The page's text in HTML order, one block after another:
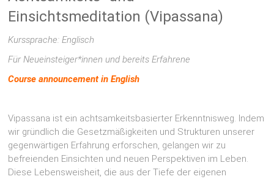
Einsichtsmeditation (Vipassana)
Kurssprache: Englisch
FürNeueinsteiger*innen und bereits Erfahrene
Course announcement in English
Vipassana ist ein achtsamkeitsbasierter Erkenntnisweg. Indem
wir gründlich die Gesetzmäßigkeiten und Strukturen unserer
gegenwärtigen Erfahrung erforschen, gelangen wir zu
befreienden Einsichten und neuen Perspektiven im Leben.
Diese Lebensweisheit, die aus der Tiefe der eigenen